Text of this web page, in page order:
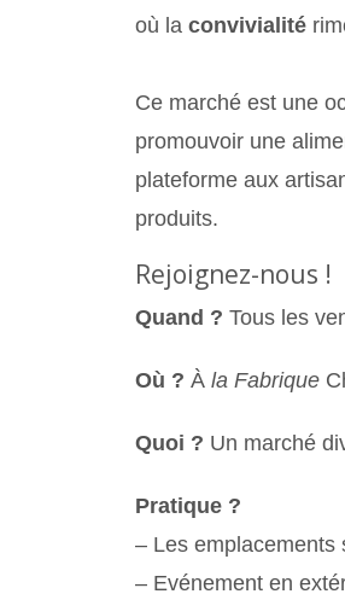
où la convivialité
Ce marché est une
promouvoir une
plateforme aux
produits.
Rejoignez-nous !
Quand ? Tous les
Où ? À la Fabrique
Quoi ? Un marché
Pratique ?
– Les emplacements
– Evénement en